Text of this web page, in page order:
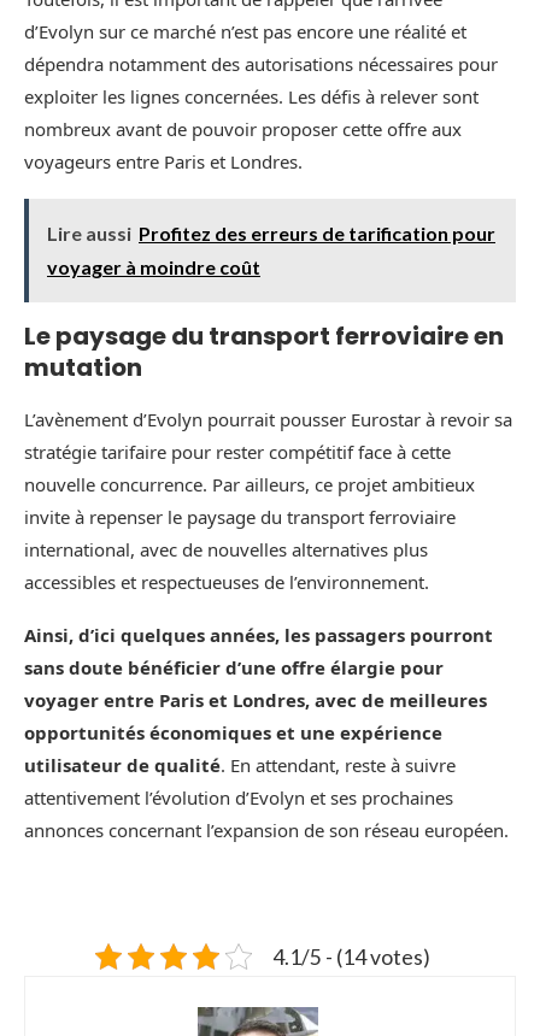
d’Evolyn sur ce marché n’est pas encore une réalité et
dépendra notamment des autorisations nécessaires pour
exploiter les lignes concernées. Les défis à relever sont
nombreux avant de pouvoir proposer cette offre aux
voyageurs entre Paris et Londres.
Lire aussi Profitez des erreurs de tarification pour
voyager à moindre coût
Le paysage du transport ferroviaire en
mutation
L’avènement d’Evolyn pourrait pousser Eurostar à revoir sa
stratégie tarifaire pour rester compétitif face à cette
nouvelle concurrence. Par ailleurs, ce projet ambitieux
invite à repenser le paysage du transport ferroviaire
international, avec de nouvelles alternatives plus
accessibles et respectueuses de l’environnement.
Ainsi, d’ici quelques années, les passagers pourront
sans doute bénéficier d’une offre élargie pour
voyager entre Paris et Londres, avec de meilleures
opportunités économiques et une expérience
utilisateur de qualité. En attendant, reste à suivre
attentivement l’évolution d’Evolyn et ses prochaines
annonces concernant l’expansion de son réseau européen.
4.1/5 - (14 votes)